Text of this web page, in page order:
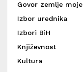
Govor zemlje moje
Izbor urednika
Izbori BiH
Književnost
Kultura